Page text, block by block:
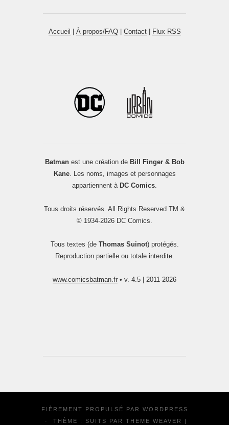
Accueil À propos/FAQ| Contact| Flux RSS
Batmanest une création de Bill Finger & Bob
Kane. Les noms, images et personnages
appartiennent à DC Comics.
Tous droits réservés. All Rights Reserved TM &
© 1934-2026 DC Comics.
Tous textes (de Thomas Suinot) protégés.
Reproduction partielle ou totale interdite.
www.comicsbatman.fr • v. 4.5 | 2011-2026
FIÈREMENT PROPULSÉ PAR WORDPRESS
·
THÈME : SUITS PAR THEME WEAVER